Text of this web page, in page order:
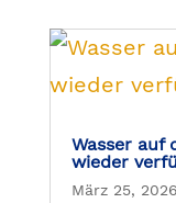
Wasser auf
wieder
März 25, 2026